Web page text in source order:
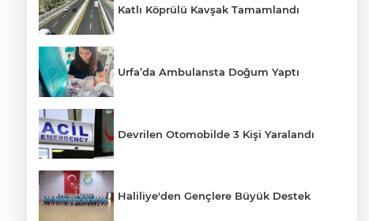
Katlı Köprülü Kavşak Tamamlandı
Urfa’da Ambulansta Doğum Yaptı
Devrilen Otomobilde 3 Kişi Yaralandı
Haliliye'den Gençlere Büyük Destek